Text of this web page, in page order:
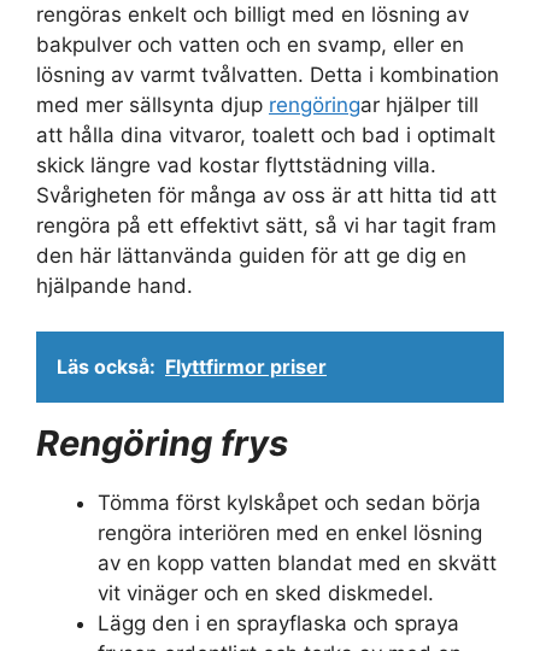
rengöras enkelt och billigt med en lösning av
bakpulver och vatten och en svamp, eller en
lösning av varmt tvålvatten. Detta i kombination
med mer sällsynta djup rengöringar hjälper till
att hålla dina vitvaror, toalett och bad i optimalt
skick längre vad kostar flyttstädning villa.
Svårigheten för många av oss är att hitta tid att
rengöra på ett effektivt sätt, så vi har tagit fram
den här lättanvända guiden för att ge dig en
hjälpande hand.
Läs också: Flyttfirmor priser
Rengöring frys
Tömma först kylskåpet och sedan börja
rengöra interiören med en enkel lösning
av en kopp vatten blandat med en skvätt
vit vinäger och en sked diskmedel.
Lägg den i en sprayflaska och spraya